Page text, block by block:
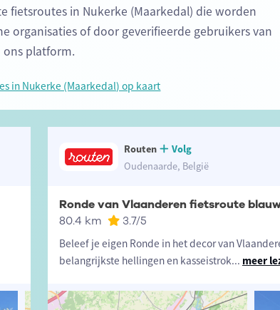
fietsroutes in Nukerke (Maarkedal) die worden
organisaties of door geverifieerde gebruikers van
ons platform.
in Nukerke (Maarkedal) op kaart
Routen
Volg
Oudenaarde, België
Ronde van Vlaanderen fietsroute
80.4 km 3.7/5
Beleef je eigen Ronde in het decor van
belangrijkste hellingen en kasseistrok... meer